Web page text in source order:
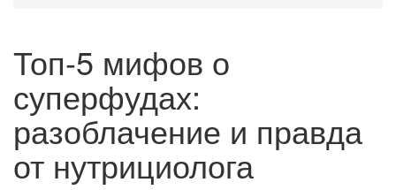
Топ-5 мифов о
суперфудах:
разоблачение и правда
от нутрициолога